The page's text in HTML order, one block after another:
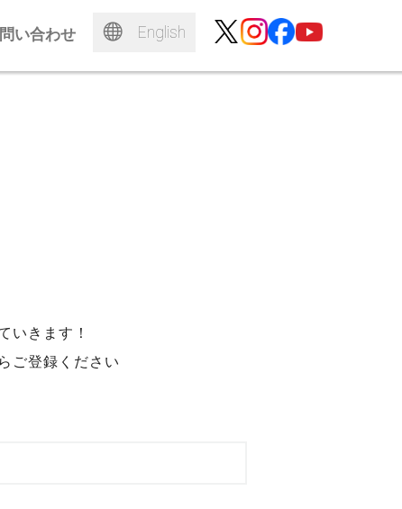
い合わせ English
いきます！
ご登録ください